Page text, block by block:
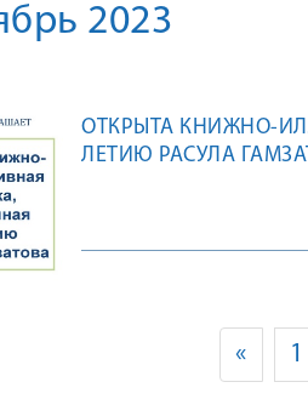
2023
ОТКРЫТА КНИЖНО-
ЛЕТИЮ РАСУЛА
« 1